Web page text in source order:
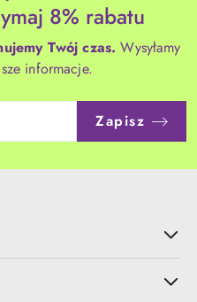
8% rabatu
Twój czas. Wysyłamy
informacje.
Zapisz